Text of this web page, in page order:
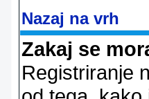
Nazaj na vrh
Zakaj se
Registriranje